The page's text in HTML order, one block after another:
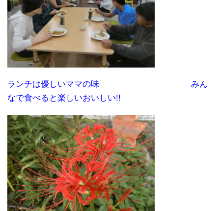
ランチは優しいママの味 みん
なで食べると楽しいおいしい!!